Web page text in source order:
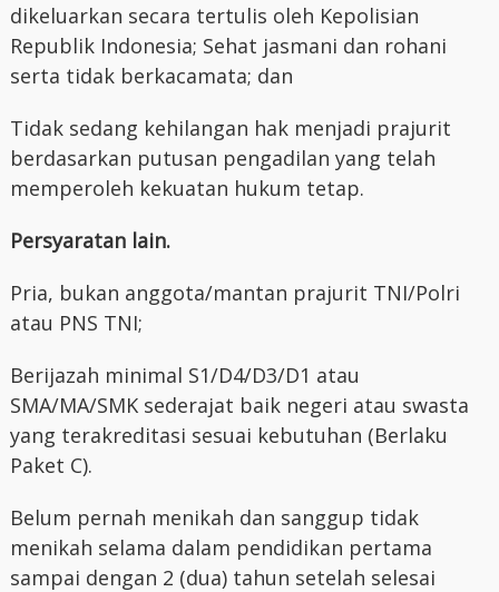
dikeluarkan secara tertulis oleh Kepolisian
Republik Indonesia; Sehat jasmani dan rohani
serta tidak berkacamata; dan
Tidak sedang kehilangan hak menjadi prajurit
berdasarkan putusan pengadilan yang telah
memperoleh kekuatan hukum tetap.
Persyaratan lain.
Pria, bukan anggota/mantan prajurit TNI/Polri
atau PNS TNI;
Berijazah minimal S1/D4/D3/D1 atau
SMA/MA/SMK sederajat baik negeri atau swasta
yang terakreditasi sesuai kebutuhan (Berlaku
Paket C).
Belum pernah menikah dan sanggup tidak
menikah selama dalam pendidikan pertama
sampai dengan 2 (dua) tahun setelah selesai